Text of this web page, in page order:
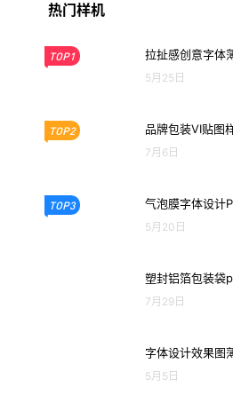
热门样机
TOP1 拉扯感创意字体
5月25日
TOP2 品牌包装VI贴图
7月6日
TOP3 气泡膜字体设计
5月20日
塑封铝箔包装袋
7月29日
字体设计效果图
5月5日